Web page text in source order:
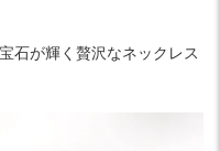
石が輝く贅沢なネックレス